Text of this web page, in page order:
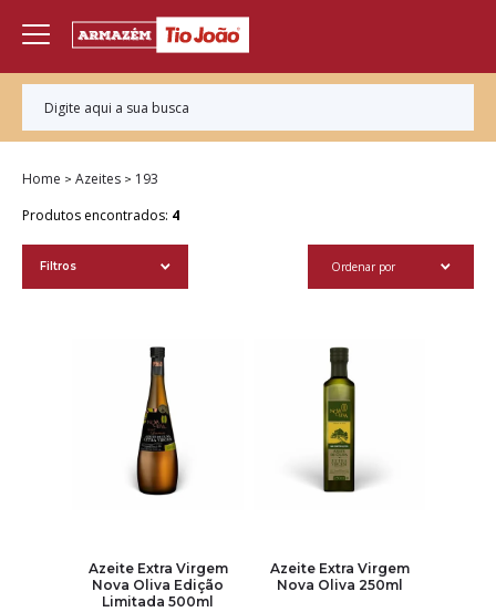
Home Azeites
193
Produtos encontrados: 4
Filtros Ordenar por
Azeite Extra Virgem
Nova Oliva Edição
Limitada 500ml
Azeite Extra Virgem
Nova Oliva 250ml